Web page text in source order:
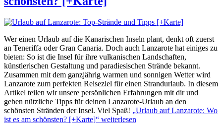
Wer einen Urlaub auf die Kanarischen Inseln plant, denkt oft zuerst
an Teneriffa oder Gran Canaria. Doch auch Lanzarote hat einiges zu
bieten: So ist die Insel für ihre vulkanischen Landschaften,
künstlerischen Gestaltung und paradiesischen Strände bekannt.
Zusammen mit dem ganzjährig warmen und sonnigen Wetter wird
Lanzarote zum perfekten Reiseziel für einen Strandurlaub. In diesem
Artikel teilen wir unsere persönlichen Erfahrungen mit dir und
geben nützliche Tipps für deinen Lanzarote-Urlaub an den
schönsten Stränden der Insel. Viel Spaß! „Urlaub auf Lanzarote: Wo
ist es am schönsten? [+Karte]“ weiterlesen